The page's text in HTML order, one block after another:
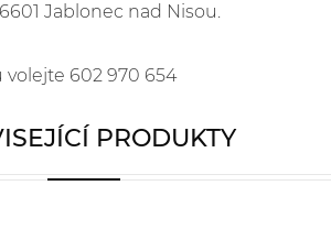
Jablonec nad Nisou.
602 970 654
PRODUKTY